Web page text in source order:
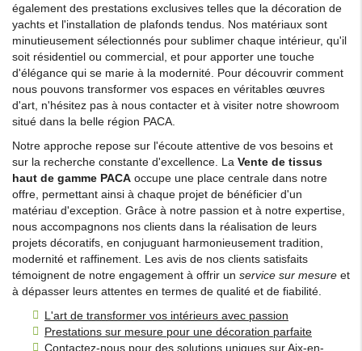
également des prestations exclusives telles que la décoration de
yachts et l'installation de plafonds tendus. Nos matériaux sont
minutieusement sélectionnés pour sublimer chaque intérieur, qu'il
soit résidentiel ou commercial, et pour apporter une touche
d'élégance qui se marie à la modernité. Pour découvrir comment
nous pouvons transformer vos espaces en véritables œuvres
d'art, n'hésitez pas à nous contacter et à visiter notre showroom
situé dans la belle région PACA.
Notre approche repose sur l'écoute attentive de vos besoins et
sur la recherche constante d'excellence. La Vente de tissus
haut de gamme PACA occupe une place centrale dans notre
offre, permettant ainsi à chaque projet de bénéficier d'un
matériau d'exception. Grâce à notre passion et à notre expertise,
nous accompagnons nos clients dans la réalisation de leurs
projets décoratifs, en conjuguant harmonieusement tradition,
modernité et raffinement. Les avis de nos clients satisfaits
témoignent de notre engagement à offrir un service sur mesure et
à dépasser leurs attentes en termes de qualité et de fiabilité.
L'art de transformer vos intérieurs avec passion
Prestations sur mesure pour une décoration parfaite
Contactez-nous pour des solutions uniques sur Aix-en-